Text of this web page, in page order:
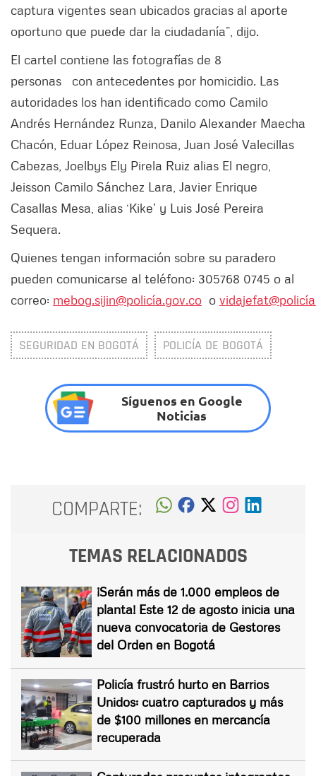
captura vigentes sean ubicados gracias al aporte
oportuno que puede dar la ciudadanía”, dijo.
El cartel contiene las fotografías de 8
personas con antecedentes por homicidio. Las
autoridades los han identificado como Camilo
Andrés Hernández Runza, Danilo Alexander Maecha
Chacón, Eduar López Reinosa, Juan José Valecillas
Cabezas, Joelbys Ely Pirela Ruiz alias El negro,
Jeisson Camilo Sánchez Lara, Javier Enrique
Casallas Mesa, alias ‘Kike’ y Luis José Pereira
Sequera.
Quienes tengan información sobre su paradero
pueden comunicarse al teléfono: 305768 0745 o al
correo: mebog.sijin@policía.gov.co o
SEGURIDAD EN BOGOTÁ POLICÍA DE BOGOTÁ
Síguenos en Google
Noticias
COMPARTE:
TEMAS RELACIONADOS
¡Serán más de 1.000 empleos de
planta! Este 12 de agosto inicia una
nueva convocatoria de Gestores
del Orden en Bogotá
Policía frustró hurto en Barrios
Unidos: cuatro capturados y más
de $100 millones en mercancía
recuperada